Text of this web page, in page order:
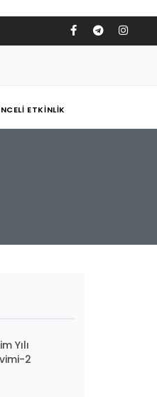
ETKINLIK
Yılı
2